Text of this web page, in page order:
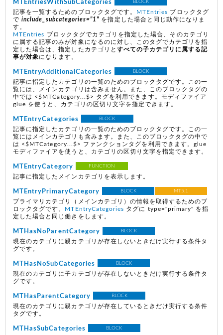
MTEntriesWithSubCategories BLOCK
記事を一覧するためのブロックタグです。 MTEntries ブロックタグ
でinclude_subcategories="1" を指定した場合と同じ動作になりま
す。
MTEntries ブロックタグでカテゴリを指定した場合、そのカテゴリ
に属する記事のみが対象になるのに対し、このタグでカテゴリを指
定した場合は、指定したカテゴリと すべての子カテゴリに属する記
事が対象になります。
MTEntryAdditionalCategories BLOCK
記事に指定したカテゴリの一覧のためのブロックタグです。この一
覧には、メインカテゴリは含みません。また、このブロックタグの
中では <$MTCategory...$> タグを利用できます。モディファイア
glue を使うと、カテゴリの区切り文字を指定できます。
MTEntryCategories BLOCK
記事に指定したカテゴリの一覧のためのブロックタグです。この一
覧にはメインカテゴリも含みます。また、このブロックタグの中で
は <$MTCategory...$> ファンクションタグを利用できます。glue
モディファイアを使うと、カテゴリの区切り文字を指定できます。
MTEntryCategory FUNCTION
記事に指定したメインカテゴリを表示します。
MTEntryPrimaryCategory BLOCK MT5.1
プライマリカテゴリ（メインカテゴリ）の情報を取得するためのブ
ロックタグです。
MTEntryCategories タグに type="primary" を指
定した場合と同じ働きをします。
MTHasNoParentCategory BLOCK
現在のカテゴリに親カテゴリが存在しないときだけ実行する条件タ
グです。
MTHasNoSubCategories BLOCK
現在のカテゴリに子カテゴリが存在しないときだけ実行する条件タ
グです。
MTHasParentCategory BLOCK
現在のカテゴリに親カテゴリが存在しているときだけ実行する条件
タグです。
MTHasSubCategories BLOCK